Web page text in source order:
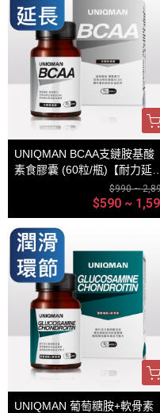
UNIQMAN BCAA支鏈胺基酸
素食膠囊 (60粒/瓶)【耐力延長
$990 ~
$590 ~
UNIQMAN 葡萄糖胺+軟骨素